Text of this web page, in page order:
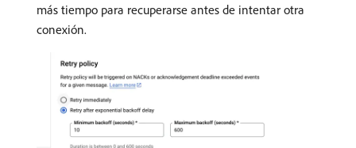
más tiempo para recuperarse antes de intentar otra
conexión.